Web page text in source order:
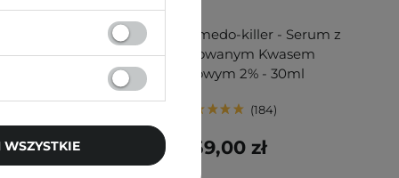
I
SkinTra - Comedo-killer - Serum z
Kapsułkowanym Kwasem
Salicylowym 2% - 30ml
184
59,00 zł